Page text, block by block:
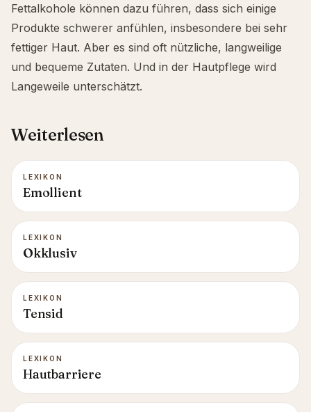
Fettalkohole können dazu führen, dass sich einige
Produkte schwerer anfühlen, insbesondere bei sehr
fettiger Haut. Aber es sind oft nützliche, langweilige
und bequeme Zutaten. Und in der Hautpflege wird
Langeweile unterschätzt.
Weiterlesen
LEXIKON
Emollient
LEXIKON
Okklusiv
LEXIKON
Tensid
LEXIKON
Hautbarriere